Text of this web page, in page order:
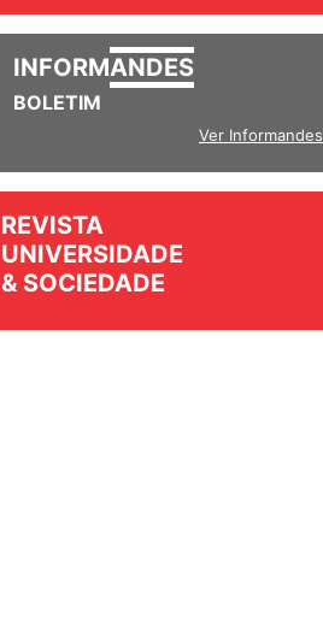
INFORMANDES
BOLETIM
Ver Informandes
REVISTA
UNIVERSIDADE
& SOCIEDADE